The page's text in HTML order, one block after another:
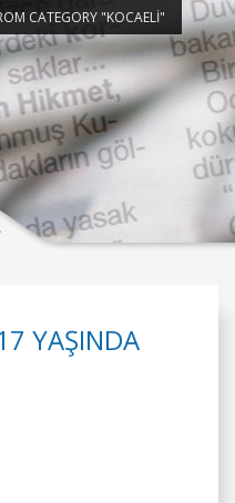
CATEGORY "KOCAELİ"
YAŞINDA